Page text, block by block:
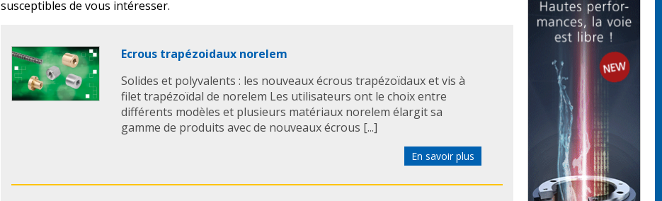
susceptibles de vous intéresser.
Ecrous trapézoidaux norelem
Solides et polyvalents : les nouveaux écrous trapézoïdaux et vis à
filet trapézoïdal de norelem Les utilisateurs ont le choix entre
différents modèles et plusieurs matériaux norelem élargit sa
gamme de produits avec de nouveaux écrous [...]
En savoir plus